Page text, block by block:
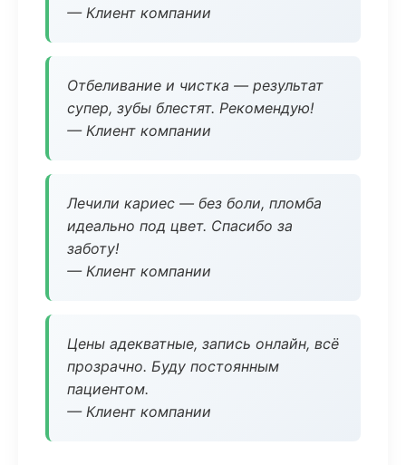
— Клиент компании
Отбеливание и чистка — результат
супер, зубы блестят. Рекомендую!
— Клиент компании
Лечили кариес — без боли, пломба
идеально под цвет. Спасибо за
заботу!
— Клиент компании
Цены адекватные, запись онлайн, всё
прозрачно. Буду постоянным
пациентом.
— Клиент компании